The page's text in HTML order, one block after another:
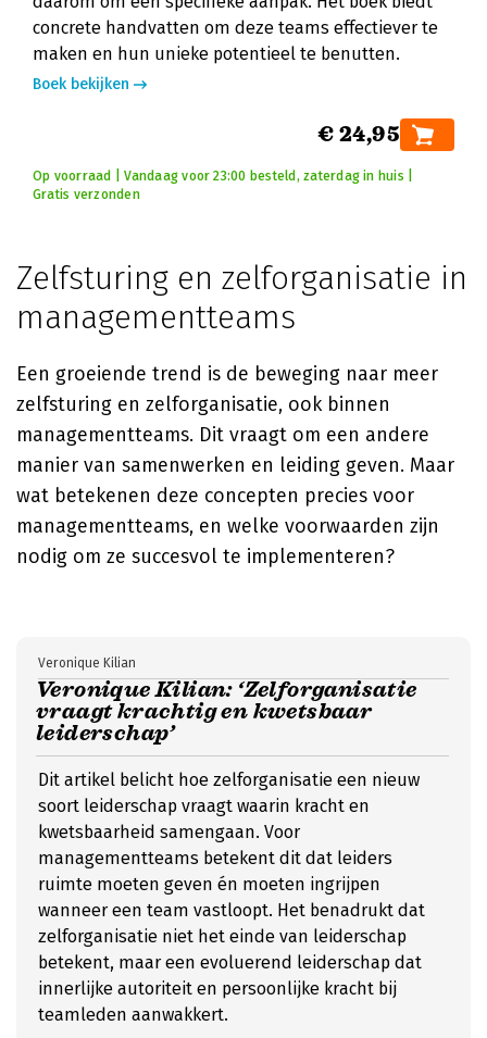
concrete handvatten om deze teams effectiever te
maken en hun unieke potentieel te benutten.
Boek bekijken
€ 24,95
Op voorraad | Vandaag voor 23:00 besteld, zaterdag in huis |
Gratis verzonden
Zelfsturing en zelforganisatie in
managementteams
Een groeiende trend is de beweging naar meer
zelfsturing en zelforganisatie, ook binnen
managementteams. Dit vraagt om een andere
manier van samenwerken en leiding geven. Maar
wat betekenen deze concepten precies voor
managementteams, en welke voorwaarden zijn
nodig om ze succesvol te implementeren?
Veronique Kilian: ‘Zelforganisatie
vraagt krachtig en kwetsbaar
leiderschap’
Veronique Kilian
Dit artikel belicht hoe zelforganisatie een nieuw
soort leiderschap vraagt waarin kracht en
kwetsbaarheid samengaan. Voor
managementteams betekent dit dat leiders
ruimte moeten geven én moeten ingrijpen
wanneer een team vastloopt. Het benadrukt dat
zelforganisatie niet het einde van leiderschap
betekent, maar een evoluerend leiderschap dat
innerlijke autoriteit en persoonlijke kracht bij
teamleden aanwakkert.